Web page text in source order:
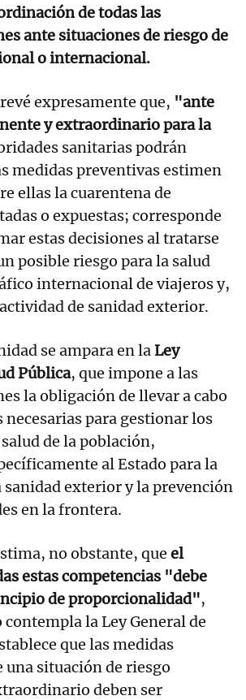
de todas las
ante situaciones de riesgo de
o internacional.
expresamente que, "ante
y extraordinario para la
sanitarias podrán
medidas preventivas estimen
ellas la cuarentena de
o expuestas; corresponde
estas decisiones al tratarse
posible riesgo para la salud
internacional de viajeros y,
de sanidad exterior.
se ampara en laLey
Pública, que impone a las
la obligación de llevar a cabo
necesarias para gestionar los
de la población,
al Estado para la
exterior y la prevención
en la frontera.
no obstante, que el
estas competencias "debe
de proporcionalidad",
contempla la Ley General de
que las medidas
una situación de riesgo
deben ser